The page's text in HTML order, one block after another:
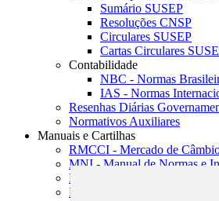
Sumário SUSEP
Resoluções CNSP
Circulares SUSEP
Cartas Circulares
Contabilidade
NBC - Normas
IAS - Normas
Resenhas Diárias
Normativos Auxiliares
Manuais e Cartilhas
RMCCI - Mercado de
MNI - Manual de Normas e
MTVM - Manual de Títulos e
MCR - Manual de Crédito